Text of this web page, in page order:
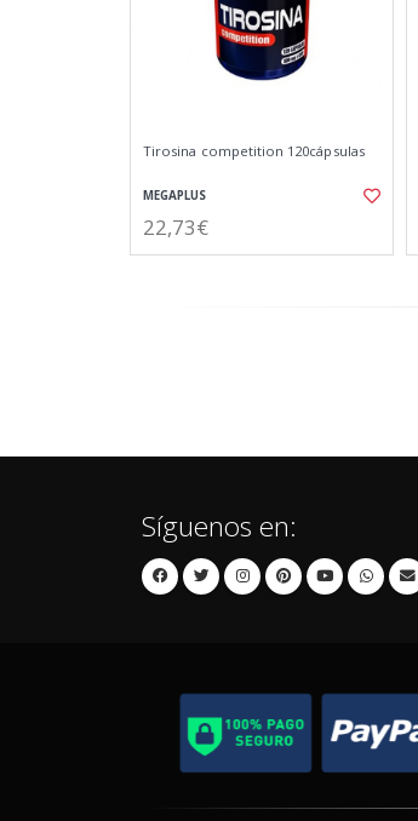
Tirosina competition 120cápsulas
MEGAPLUS
22,73€
Síguenos en: